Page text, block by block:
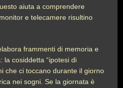
aiuta a comprendere
e telecamere risultino
frammenti di memoria e
la cosiddetta “ipotesi di
che ci toccano durante il giorno
nei sogni. Se la giornata è